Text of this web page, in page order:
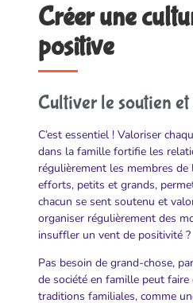
Créer une
positive
Cultiver le soutien
C’est essentiel ! Valoriser
dans la famille fortifie les
régulièrement les membres
efforts, petits et grands,
chacun se sent soutenu et
organiser régulièrement des
insuffler un vent de positivité ?
Pas besoin de grand-chose,
de société en famille peut faire
traditions familiales, comme